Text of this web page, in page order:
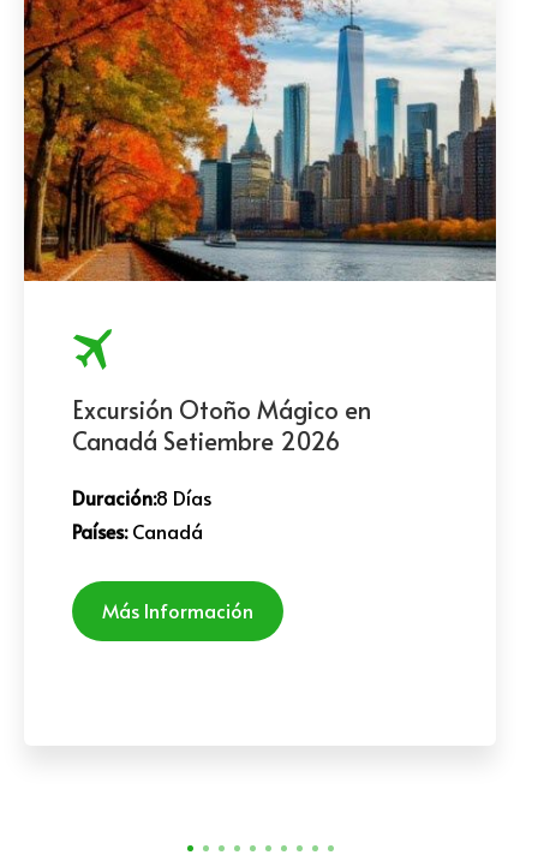
Excursión Otoño Mágico en
Canadá Setiembre 2026
Duración:8 Días
Países:Canadá
Más Información